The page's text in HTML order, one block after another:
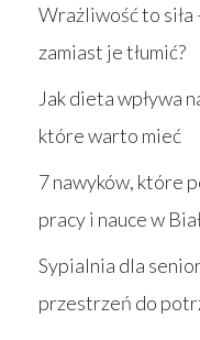
Wrażliwość to siła
zamiast je tłumić?
Jak dieta wpływa
które warto mieć
7 nawyków, które
pracy i nauce w
Sypialnia dla
przestrzeń do